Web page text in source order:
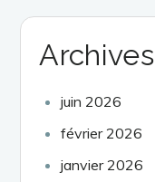
Archives
juin 2026
février 2026
janvier 2026